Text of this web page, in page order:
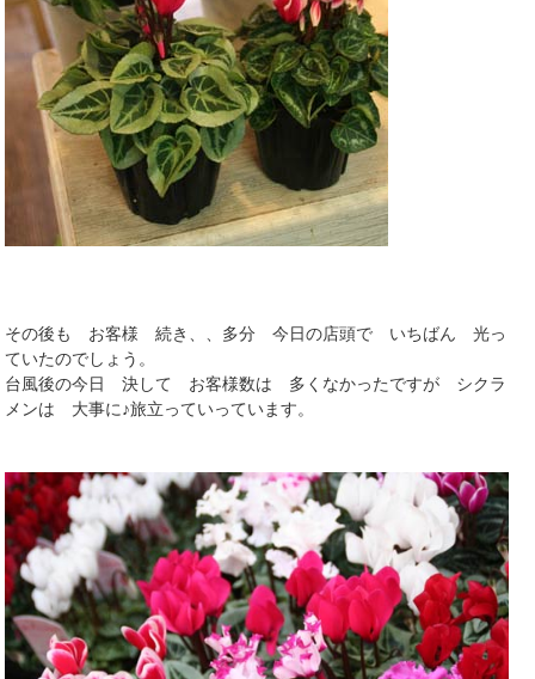
その後も お客様 続き、、多分 今日の店頭で いちばん 光っ
ていたのでしょう。
台風後の今日 決して お客様数は 多くなかったですが シクラ
メンは 大事に♪旅立っていっています。